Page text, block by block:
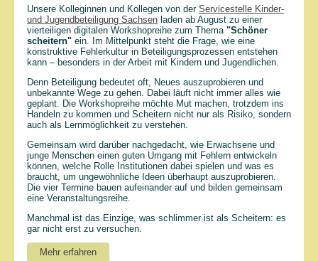
Unsere Kolleginnen und Kollegen von der Servicestelle Kinder-
und Jugendbeteiligung Sachsen laden ab August zu einer
vierteiligen digitalen Workshopreihe zum Thema "Schöner
scheitern" ein. Im Mittelpunkt steht die Frage, wie eine
konstruktive Fehlerkultur in Beteiligungsprozessen entstehen
kann – besonders in der Arbeit mit Kindern und Jugendlichen.
Denn Beteiligung bedeutet oft, Neues auszuprobieren und
unbekannte Wege zu gehen. Dabei läuft nicht immer alles wie
geplant. Die Workshopreihe möchte Mut machen, trotzdem ins
Handeln zu kommen und Scheitern nicht nur als Risiko, sondern
auch als Lernmöglichkeit zu verstehen.
Gemeinsam wird darüber nachgedacht, wie Erwachsene und
junge Menschen einen guten Umgang mit Fehlern entwickeln
können, welche Rolle Institutionen dabei spielen und was es
braucht, um ungewöhnliche Ideen überhaupt auszuprobieren.
Die vier Termine bauen aufeinander auf und bilden gemeinsam
eine Veranstaltungsreihe.
Manchmal ist das Einzige, was schlimmer ist als Scheitern: es
gar nicht erst zu versuchen.
Mehr erfahren